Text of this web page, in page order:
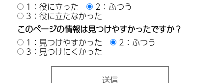
1：役に立った
2：ふつう
3：役に立たなかった
このページの情報は見つけやすかったですか？
1：見つけやすかった
2：ふつう
3：見つけにくかった